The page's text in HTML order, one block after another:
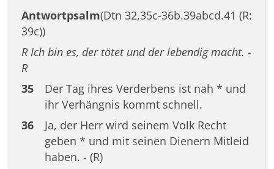
Antwortpsalm(Dtn 32,35c-36b.39abcd.41 (R:
39c))
R Ich bin es, der tötet und der lebendig macht. -
R
35
Der Tag ihres Verderbens ist nah * und
ihr Verhängnis kommt schnell.
36
Ja, der Herr wird seinem Volk Recht
geben * und mit seinen Dienern Mitleid
haben. - (R)